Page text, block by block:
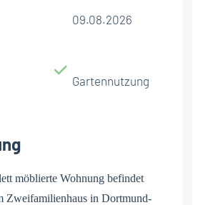
09.08.2026
Gartennutzung
möblierte Wohnung befindet
Zweifamilienhaus in Dortmund-